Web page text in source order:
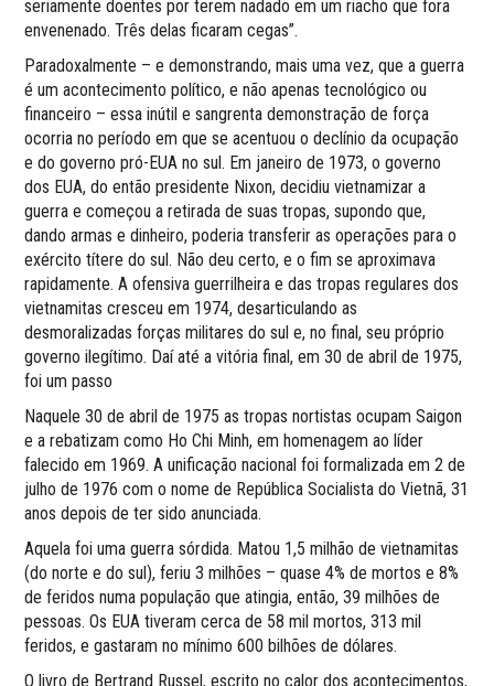
seriamente doentes por terem nadado em um riacho que fora
envenenado. Três delas ficaram cegas”.
Paradoxalmente – e demonstrando, mais uma vez, que a guerra
é um acontecimento político, e não apenas tecnológico ou
financeiro – essa inútil e sangrenta demonstração de força
ocorria no período em que se acentuou o declínio da ocupação
e do governo pró-EUA no sul. Em janeiro de 1973, o governo
dos EUA, do então presidente Nixon, decidiu vietnamizar a
guerra e começou a retirada de suas tropas, supondo que,
dando armas e dinheiro, poderia transferir as operações para o
exército títere do sul. Não deu certo, e o fim se aproximava
rapidamente. A ofensiva guerrilheira e das tropas regulares dos
vietnamitas cresceu em 1974, desarticulando as
desmoralizadas forças militares do sul e, no final, seu próprio
governo ilegítimo. Daí até a vitória final, em 30 de abril de 1975,
foi um passo
Naquele 30 de abril de 1975 as tropas nortistas ocupam Saigon
e a rebatizam como Ho Chi Minh, em homenagem ao líder
falecido em 1969. A unificação nacional foi formalizada em 2 de
julho de 1976 com o nome de República Socialista do Vietnã, 31
anos depois de ter sido anunciada.
Aquela foi uma guerra sórdida. Matou 1,5 milhão de vietnamitas
(do norte e do sul), feriu 3 milhões – quase 4% de mortos e 8%
de feridos numa população que atingia, então, 39 milhões de
pessoas. Os EUA tiveram cerca de 58 mil mortos, 313 mil
feridos, e gastaram no mínimo 600 bilhões de dólares.
O livro de Bertrand Russel, escrito no calor dos acontecimentos,